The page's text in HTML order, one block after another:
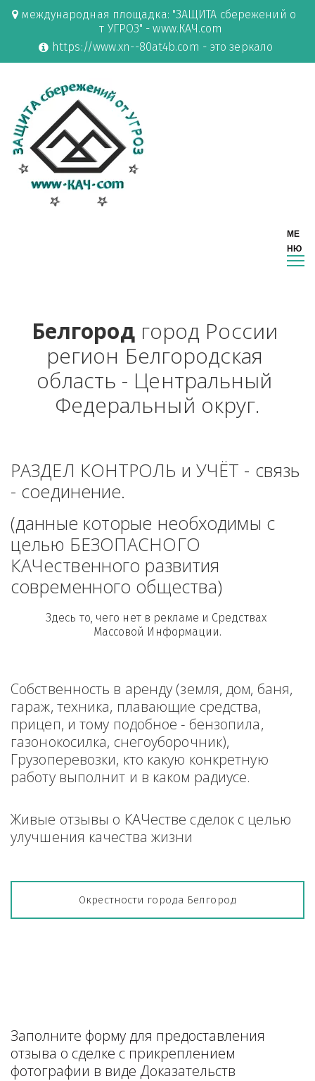
международная площадка: "ЗАЩИТА сбережений о
т УГРОЗ" - www.КАЧ.com
https://www.xn--80at4b.com - это зеркало
Белгород город России
регион Белгородская
область - Центральный
Федеральный округ.
РАЗДЕЛ КОНТРОЛЬ и УЧЁТ - связь
- соединение.
(данные которые необходимы с
целью БЕЗОПАСНОГО
КАЧественного развития
современного общества)
Здесь то, чего нет в рекламе и Средствах
Массовой Информации.
Собственность в аренду (земля, дом, баня,
гараж, техника, плавающие средства,
прицеп, и тому подобное - бензопила,
газонокосилка, снегоуборочник),
Грузоперевозки, кто какую конкретную
работу выполнит и в каком радиусе.
Живые отзывы о КАЧестве сделок с целью
улучшения качества жизни
Окрестности города Белгород
Заполните форму для предоставления
отзыва о сделке с прикреплением
фотографии в виде Доказательств